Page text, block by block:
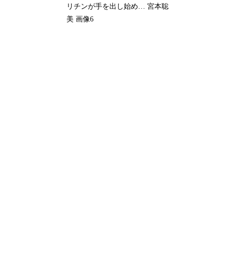
リチンが手を出し始め… 宮本聡
美 画像6